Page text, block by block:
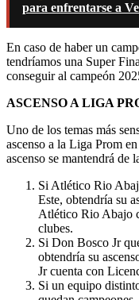
para enfrentarse a
En caso de haber un
tendríamos una Super
conseguir al campeón
ASCENSO A LIGA
Uno de los temas más
ascenso a la Liga Prom
ascenso se mantendrá de
Si Atlético Rio
Este, obtendría su
Atlético Rio Abajo
clubes.
Si Don Bosco Jr
obtendría su
Jr cuenta con
Si un equipo